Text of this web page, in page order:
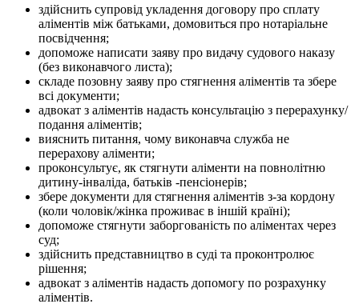
здійснить супровід укладення договору про сплату
аліментів між батьками, домовиться про нотаріальне
посвідчення;
допоможе написати заяву про видачу судового наказу
(без виконавчого листа);
складе позовну заяву про стягнення аліментів та збере
всі документи;
адвокат з аліментів надасть консультацію з перерахунку/
подання аліментів;
вияснить питання, чому виконавча служба не
перерахову аліменти;
проконсультує, як стягнути аліменти на повнолітню
дитину-інваліда, батьків -пенсіонерів;
збере документи для стягнення аліментів з-за кордону
(коли чоловік/жінка проживає в іншій країні);
допоможе стягнути заборгованість по аліментах через
суд;
здійснить представництво в суді та проконтролює
рішення;
адвокат з аліментів надасть допомогу по розрахунку
аліментів.